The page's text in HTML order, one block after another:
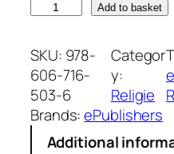
l
ă
u
z
a
Add to basket
SKU: 978-
606-716-
503-6
Categor
y:
Religie
Brands:ePublishers
Additional